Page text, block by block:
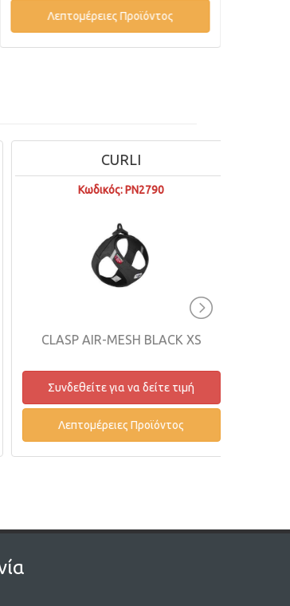
Λεπτομέρειες Προϊόντος
CURLI
Κωδικός: PN2790
CLASP AIR-MESH BLACK XS
Συνδεθείτε για να δείτε τιμή
Λεπτομέρειες Προϊόντος